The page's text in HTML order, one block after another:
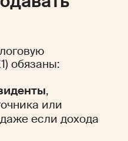
обязаны:
,
или
если дохода